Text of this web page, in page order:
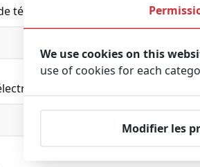
téléphone
We use cookies on this
use of cookies for each
Modifier les